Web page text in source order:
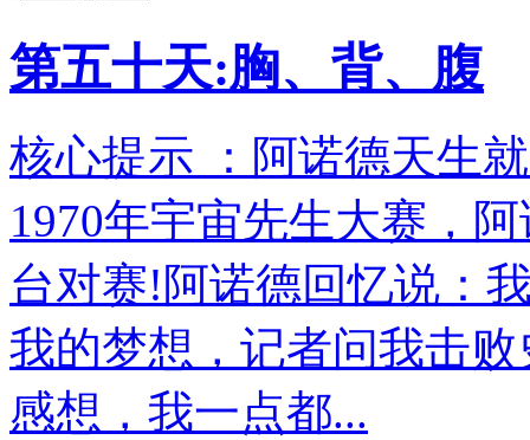
第五十天:胸、背、腹
核心提示 ：阿诺德天生
1970年宇宙先生大赛，
台对赛!阿诺德回忆说：
我的梦想，记者问我击
感想，我一点都...